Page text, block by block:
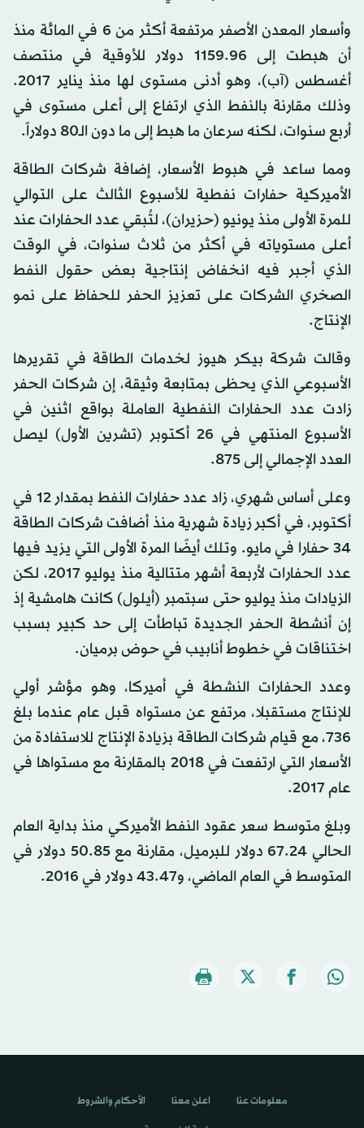
وأسعار المعدن الأصفر مرتفعة أكثر من 6 في المائة منذ
أن هبطت إلى 1159.96 دولار للأوقية في منتصف
أغسطس (آب)، وهو أدنى مستوى لها منذ يناير 2017.
وذلك مقارنة بالنفط الذي ارتفاع إلى أعلى مستوى في
أربع سنوات، لكنه سرعان ما هبط إلى ما دون الـ80 دولاراً.
ومما ساعد في هبوط الأسعار، إضافة شركات الطاقة
الأميركية حفارات نفطية للأسبوع الثالث على التوالي
للمرة الأولى منذ يونيو (حزيران)، لتُبقي عدد الحفارات عند
أعلى مستوياته في أكثر من ثلاث سنوات، في الوقت
الذي أجبر فيه انخفاض إنتاجية بعض حقول النفط
الصخري الشركات على تعزيز الحفر للحفاظ على نمو
الإنتاج.
وقالت شركة بيكر هيوز لخدمات الطاقة في تقريرها
الأسبوعي الذي يحظى بمتابعة وثيقة، إن شركات الحفر
زادت عدد الحفارات النفطية العاملة بواقع اثنين في
الأسبوع المنتهي في 26 أكتوبر (تشرين الأول) ليصل
العدد الإجمالي إلى 875.
وعلى أساس شهري، زاد عدد حفارات النفط بمقدار 12 في
أكتوبر، في أكبر زيادة شهرية منذ أضافت شركات الطاقة
34 حفارا في مايو. وتلك أيضًا المرة الأولى التي يزيد فيها
عدد الحفارات لأربعة أشهر متتالية منذ يوليو 2017، لكن
الزيادات منذ يوليو حتى سبتمبر (أيلول) كانت هامشية إذ
إن أنشطة الحفر الجديدة تباطأت إلى حد كبير بسبب
اختناقات في خطوط أنابيب في حوض برميان.
وعدد الحفارات النشطة في أميركا، وهو مؤشر أولي
للإنتاج مستقبلا، مرتفع عن مستواه قبل عام عندما بلغ
736، مع قيام شركات الطاقة بزيادة الإنتاج للاستفادة من
الأسعار التي ارتفعت في 2018 بالمقارنة مع مستواها في
عام 2017.
وبلغ متوسط سعر عقود النفط الأميركي منذ بداية العام
الحالي 67.24 دولار للبرميل، مقارنة مع 50.85 دولار في
المتوسط في العام الماضي، و43.47 دولار في 2016.
معلومات عنا اعلن معنا الأحكام والشروط